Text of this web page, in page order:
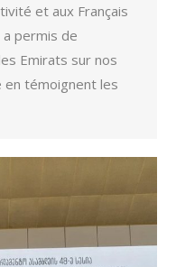
et aux Français
a permis de
Emirats sur nos
en témoignent les